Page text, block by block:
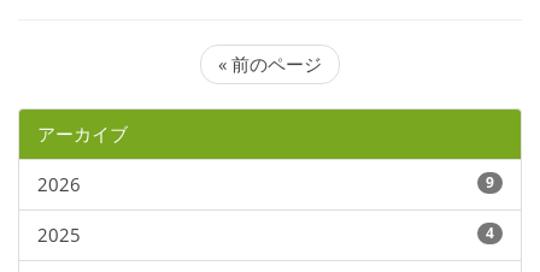
« 前のページ
アーカイブ
2026 9
2025 4